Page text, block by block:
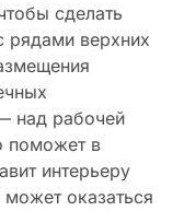
сделать
рядами верхних
над рабочей
поможет в
интерьеру
оказаться